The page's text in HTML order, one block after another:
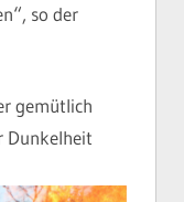
so der
gemütlich
Dunkelheit